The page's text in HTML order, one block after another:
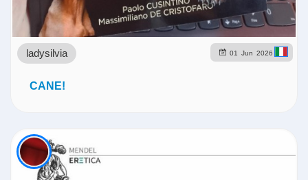
01 Jun 2026
ladysilvia
CANE!